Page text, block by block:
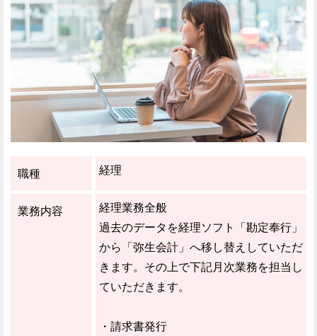
職種 経理
業務内容
経理業務全般
過去のデータを経理ソフト「勘定奉行」
から「弥生会計」へ移し替えしていただ
きます。その上で下記月次業務を担当し
ていただきます。
・請求書発行